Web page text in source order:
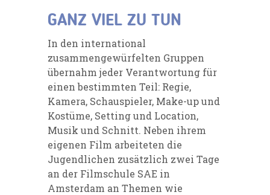
GANZ VIEL ZU TUN
In den international
zusammengewürfelten Gruppen
übernahm jeder Verantwortung für
einen bestimmten Teil: Regie,
Kamera, Schauspieler, Make-up und
Kostüme, Setting und Location,
Musik und Schnitt. Neben ihrem
eigenen Film arbeiteten die
Jugendlichen zusätzlich zwei Tage
an der Filmschule SAE in
Amsterdam an Themen wie